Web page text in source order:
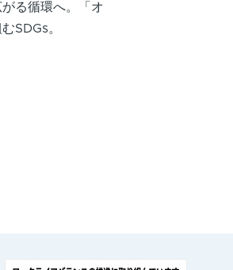
る循環へ。「オ
SDGs。